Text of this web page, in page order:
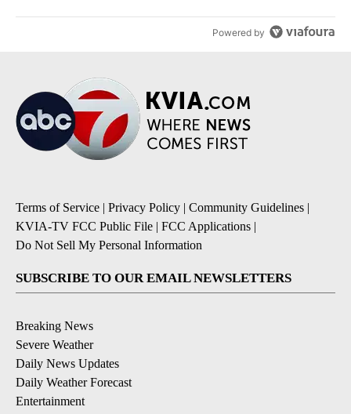
Powered by
Terms of Service | Privacy Policy | Community Guidelines |
KVIA-TV FCC Public File | FCC Applications |
Do Not Sell My Personal Information
SUBSCRIBE TO OUR EMAIL NEWSLETTERS
Breaking News
Severe Weather
Daily News Updates
Daily Weather Forecast
Entertainment